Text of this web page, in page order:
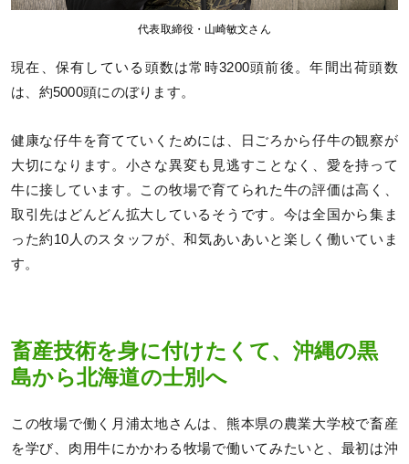
代表取締役・山崎敏文さん
現在、保有している頭数は常時3200頭前後。年間出荷頭数
は、約5000頭にのぼります。
健康な仔牛を育てていくためには、日ごろから仔牛の観察が
大切になります。小さな異変も見逃すことなく、愛を持って
牛に接しています。この牧場で育てられた牛の評価は高く、
取引先はどんどん拡大しているそうです。今は全国から集ま
った約10人のスタッフが、和気あいあいと楽しく働いていま
す。
畜産技術を身に付けたくて、沖縄の黒
島から北海道の士別へ
この牧場で働く月浦太地さんは、熊本県の農業大学校で畜産
を学び、肉用牛にかかわる牧場で働いてみたいと、最初は沖